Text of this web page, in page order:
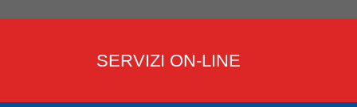
SERVIZI ON-LINE